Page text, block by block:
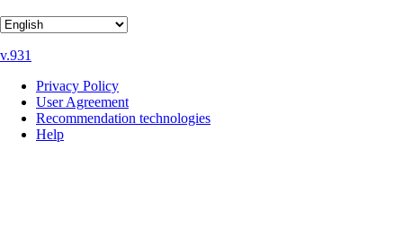
v.931
Privacy Policy
User Agreement
Recommendation technologies
Help